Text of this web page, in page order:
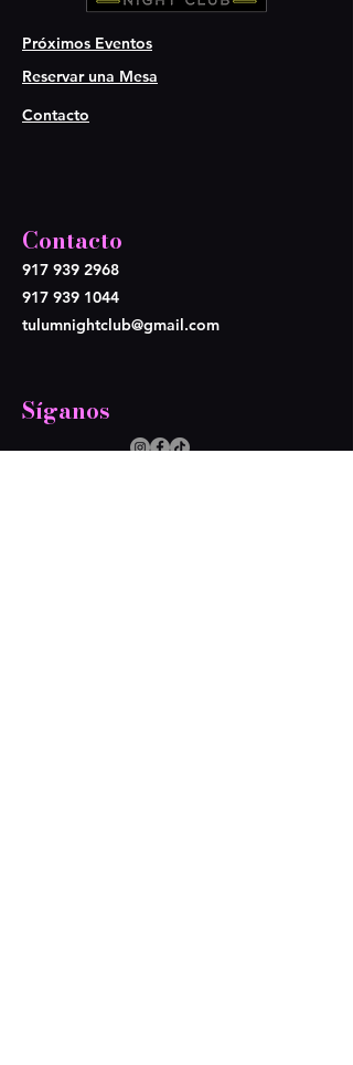
Próximos Eventos
Reservar una Mesa
Contacto
Contacto
917 939 2968
917 939 1044
tulumnightclub@gmail.com
Síganos